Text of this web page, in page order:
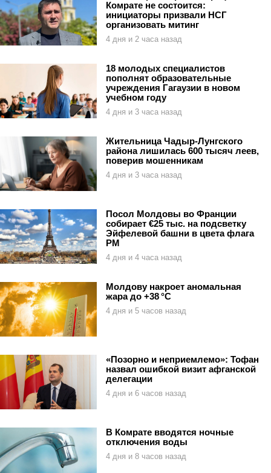
Комрате не состоится:
инициаторы призвали НСГ
организовать митинг
4 дня и 2 часа назад
18 молодых специалистов
пополнят образовательные
учреждения Гагаузии в новом
учебном году
4 дня и 3 часа назад
Жительница Чадыр-Лунгского
района лишилась 600 тысяч леев,
поверив мошенникам
4 дня и 3 часа назад
Посол Молдовы во Франции
собирает €25 тыс. на подсветку
Эйфелевой башни в цвета флага
РМ
4 дня и 4 часа назад
Молдову накроет аномальная
жара до +38 °C
4 дня и 5 часов назад
«Позорно и неприемлемо»: Тофан
назвал ошибкой визит афганской
делегации
4 дня и 6 часов назад
В Комрате вводятся ночные
отключения воды
4 дня и 8 часов назад